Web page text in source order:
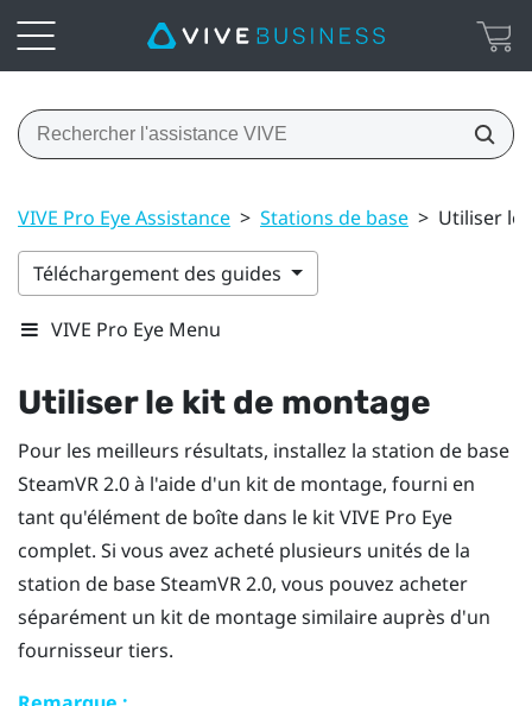
VIVE Pro Eye Assistance > Stations de base > Utiliser le
Téléchargement des guides
VIVE Pro Eye Menu
Utiliser le kit de montage
Pour les meilleurs résultats, installez la station de base
SteamVR2.0 à l'aide d'un kit de montage, fourni en
tant qu'élément de boîte dans le kitVIVE Pro Eye
complet. Si vous avez acheté plusieurs unités de la
station de baseSteamVR2.0, vous pouvez acheter
séparément un kit de montage similaire auprès d'un
fournisseur tiers.